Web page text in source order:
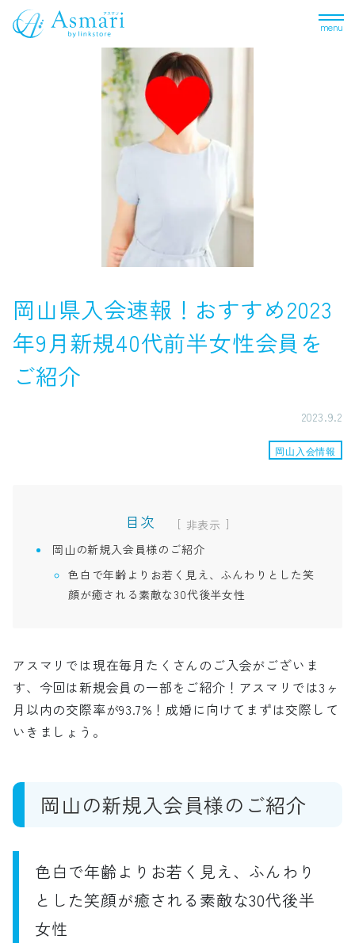
menu
岡山県入会速報！おすすめ2023
年9月新規40代前半女性会員を
ご紹介
2023.9.2
岡山入会情報
目次 [
]
岡山の新規入会員様のご紹介
色白で年齢よりお若く見え、ふんわりとした笑
顔が癒される素敵な30代後半女性
アスマリでは現在毎月たくさんのご入会がございま
す、今回は新規会員の一部をご紹介！アスマリでは3ヶ
月以内の交際率が93.7%！成婚に向けてまずは交際して
いきましょう。
岡山の新規入会員様のご紹介
色白で年齢よりお若く見え、ふんわり
とした笑顔が癒される素敵な30代後半
女性